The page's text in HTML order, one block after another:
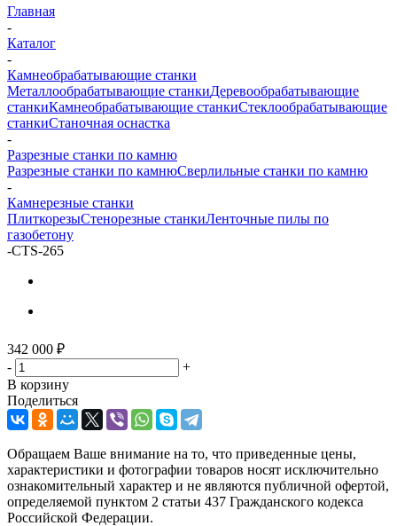
Главная
-
Каталог
-
Камнеобрабатывающие станки
Металлообрабатывающие станкиДеревообрабатывающие
станкиКамнеобрабатывающие станкиСтеклообрабатывающие
станкиСтаночная оснастка
-
Разрезные станки по камню
Разрезные станки по камнюСверлильные станки по камню
-
Камнерезные станки
ПлиткорезыСтенорезные станкиЛенточные пилы по
газобетону
-CTS-265
342 000 ₽
-
+
В корзину
Поделиться
Обращаем Ваше внимание на то, что приведенные цены,
характеристики и фотографии товаров носят исключительно
ознакомительный характер и не являются публичной офертой,
определяемой пунктом 2 статьи 437 Гражданского кодекса
Российской Федерации.